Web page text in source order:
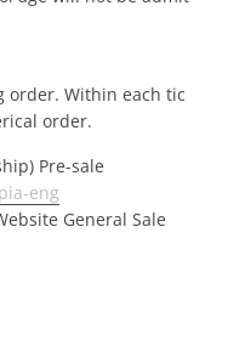
Within each tic
order.
Pre-sale
eng
General Sale